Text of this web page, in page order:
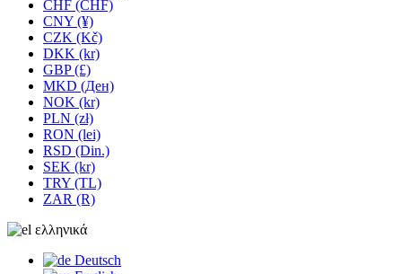
CHF (CHF)
CNY (¥)
CZK (Kč)
DKK (kr)
GBP (£)
MKD (Ден)
NOK (kr)
PLN (zł)
RON (lei)
RSD (Din.)
SEK (kr)
TRY (TL)
ZAR (R)
ελληνικά
Deutsch